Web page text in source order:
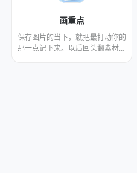
画重点
保存图片的当下，就把最打动你的
那一点记下来。以后回头翻素材，